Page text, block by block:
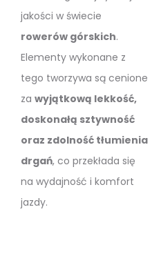
jakości w świecie
rowerów górskich.
Elementy wykonane z
tego tworzywa są cenione
za wyjątkową lekkość,
doskonałą sztywność
oraz zdolność tłumienia
drgań, co przekłada się
na wydajność i komfort
jazdy.